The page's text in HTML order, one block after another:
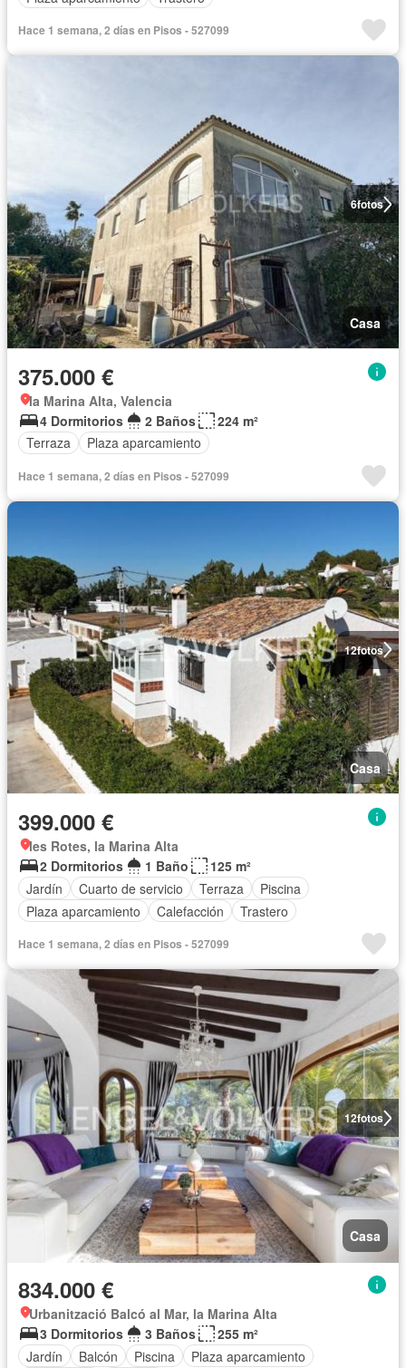
Hace 1 semana, 2 días en Pisos - 527099
6fotos
Casa
375.000 €
la Marina Alta, Valencia
4 Dormitorios
2 Baños
224 m²
Terraza
Plaza aparcamiento
Hace 1 semana, 2 días en Pisos - 527099
12fotos
Casa
399.000 €
les Rotes, la Marina Alta
2 Dormitorios
1 Baño
125 m²
Jardín
Cuarto de servicio Terraza
Piscina
Plaza aparcamiento
Calefacción Trastero
Hace 1 semana, 2 días en Pisos - 527099
12fotos
Casa
834.000 €
Urbanització Balcó al Mar, la Marina Alta
3 Dormitorios
3 Baños
255 m²
Jardín
Balcón Piscina
Plaza aparcamiento